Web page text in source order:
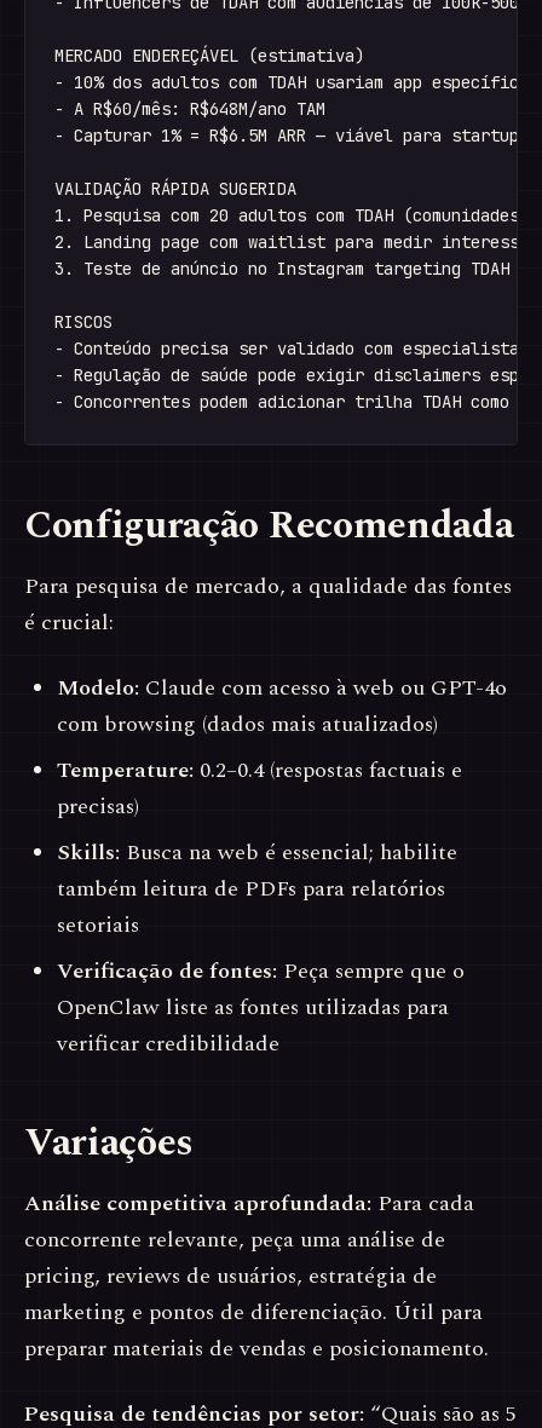
MERCADO ENDEREÇÁVEL (estimativa)
- 10% dos adultos com TDAH usariam app
- A R$60/mês: R$648M/ano TAM
- Capturar 1% = R$6.5M ARR — viável para startup
VALIDAÇÃO RÁPIDA SUGERIDA
1. Pesquisa com 20 adultos com TDAH (comunidades
2. Landing page com waitlist para medir interesse
3. Teste de anúncio no Instagram targeting TDAH
RISCOS
- Conteúdo precisa ser validado com especialistas
- Regulação de saúde pode exigir disclaimers
Configuração Recomendada
Para pesquisa de mercado, a qualidade das fontes
é crucial:
Modelo: Claude com acesso à web ou GPT-4o
com browsing (dados mais atualizados)
Temperature: 0.2–0.4 (respostas factuais e
precisas)
Skills: Busca na web é essencial; habilite
também leitura de PDFs para relatórios
setoriais
Verificação de fontes: Peça sempre que o
OpenClaw liste as fontes utilizadas para
verificar credibilidade
Variações
Análise competitiva aprofundada: Para cada
concorrente relevante, peça uma análise de
pricing, reviews de usuários, estratégia de
marketing e pontos de diferenciação. Útil para
preparar materiais de vendas e posicionamento.
Pesquisa de tendências por setor: “Quais são as 5